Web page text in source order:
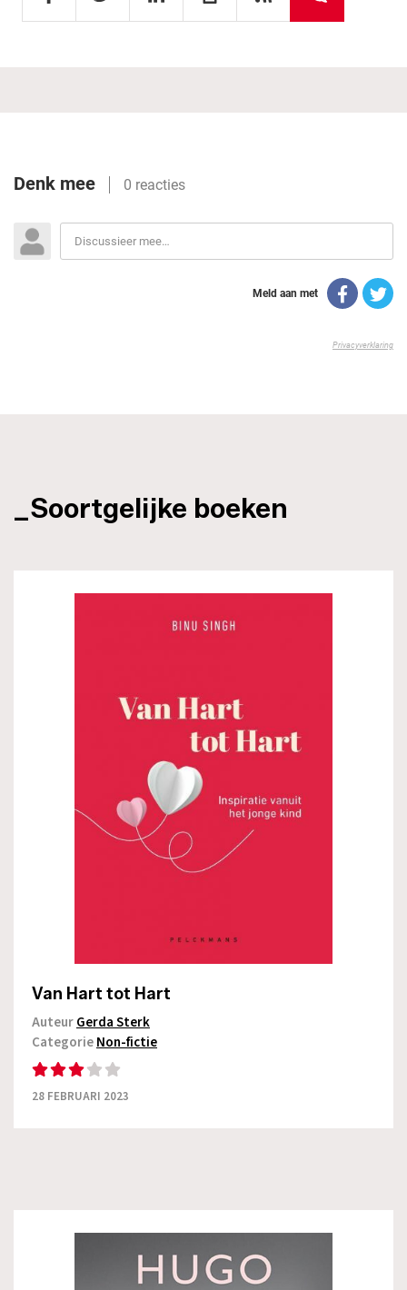
_Soortgelijke boeken
Van Hart tot Hart
AuteurGerda Sterk
CategorieNon-fictie
28 FEBRUARI 2023